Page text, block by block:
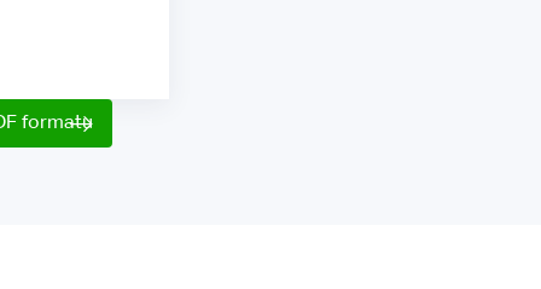
formatu